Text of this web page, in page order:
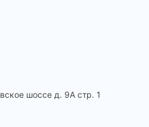
шоссе д. 9А стр. 1